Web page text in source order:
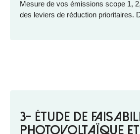
Mesure de vos émissions scope 1,
des leviers de réduction prioritaires.
3- Étude de
photovoltaïque et